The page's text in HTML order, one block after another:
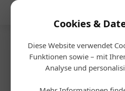
Cookies &
Diese Website verwendet
Funktionen sowie – mit
Analyse und
Startseite/